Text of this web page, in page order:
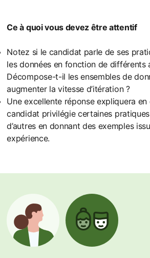
Ce à quoi vous devez être attentif
Notez si le candidat parle de ses
les données en fonction de différents
Décompose-t-il les ensembles de
augmenter la vitesse d’itération ?
Une excellente réponse expliquera
candidat privilégie certaines
d’autres en donnant des exemples
expérience.